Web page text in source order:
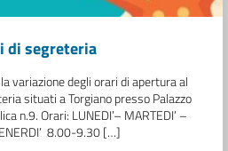
di segreteria
variazione degli orari di apertura al
situati a Torgiano presso Palazzo
n.9. Orari: LUNEDI’– MARTEDI’ –
8.00-9.30 […]